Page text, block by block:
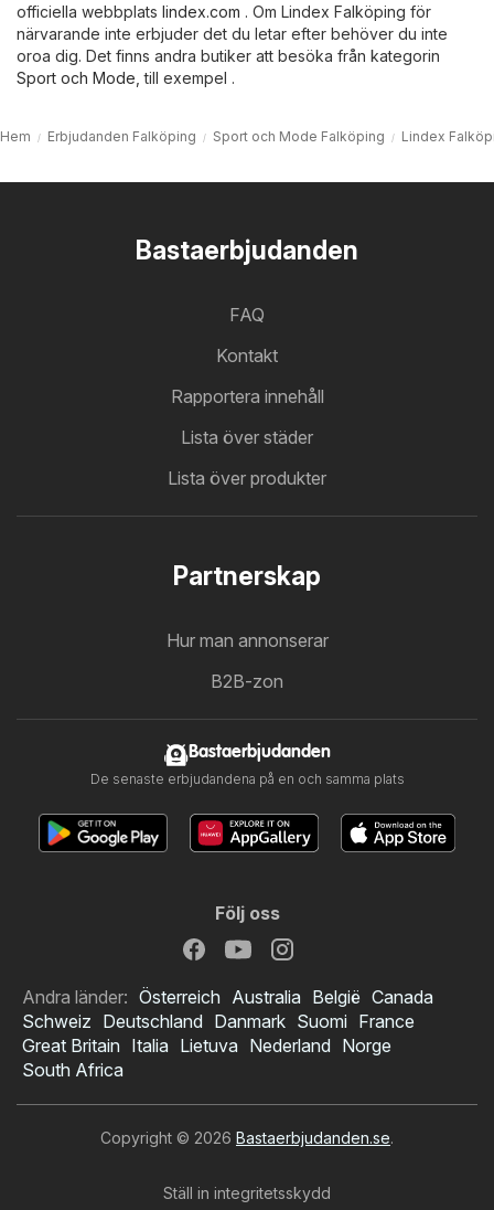
officiella webbplats lindex.com . Om Lindex Falköping för
närvarande inte erbjuder det du letar efter behöver du inte
oroa dig. Det finns andra butiker att besöka från kategorin
Sport och Mode , till exempel .
Hem Erbjudanden Falköping Sport och Mode Falköping Lindex
Bastaerbjudanden
FAQ
Kontakt
Rapportera innehåll
Lista över städer
Lista över produkter
Partnerskap
Hur man annonserar
B2B-zon
Bastaerbjudanden
De senaste erbjudandena på en och samma plats
Följ oss
Andra länder: Österreich Australia België Canada
Schweiz Deutschland Danmark Suomi France
Great Britain Italia Lietuva Nederland Norge
South Africa
Copyright © 2026 Bastaerbjudanden.se.
Ställ in integritetsskydd